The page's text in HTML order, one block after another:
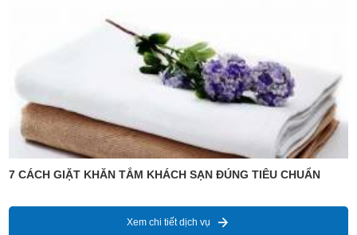
7 CÁCH GIẶT KHĂN TẮM KHÁCH SẠN ĐÚNG TIÊU CHUẨN
Xem chi tiết dịch vụ